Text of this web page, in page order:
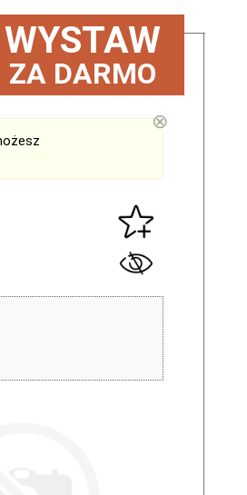
WYSTAW
ZA DARMO
⊗